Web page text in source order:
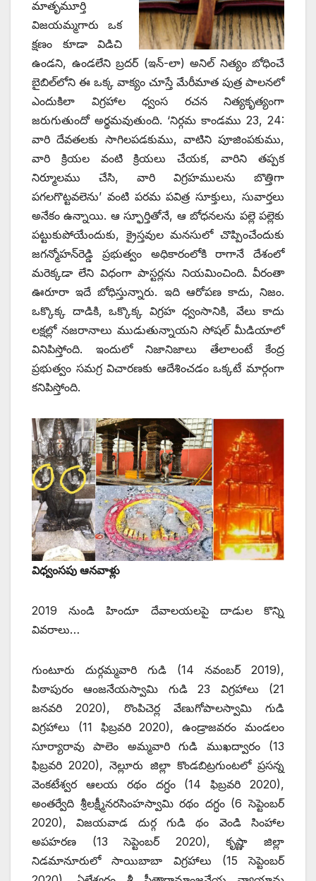
మాతృమూర్తి
విజయమ్మగారు ఒక
క్షణం కూడా విడిచి
ఉండని, ఉండలేని బ్రదర్‌ (ఇన్‌-‌లా) అనిల్‌ ‌నిత్యం బోధించే
బైబిల్‌లోని ఈ ఒక్క వాక్యం చూస్తే మేరీమాత పుత్ర పాలనలో
ఎందుకిలా విగ్రహాల ధ్వంస రచన నిత్యకృత్యంగా
జరుగుతుందో అర్థమవుతుంది. ‘నిర్గమ కాండము 23, 24:
వారి దేవతలకు సాగిలపడకుము, వాటిని పూజింపకుము,
వారి క్రియల వంటి క్రియలు చేయక, వారిని తప్పక
నిర్మూలము చేసి, వారి విగ్రహములను బొత్తిగా
పగలగొట్టవలెను’ వంటి పరమ పవిత్ర సూక్తులు, సువార్తలు
అనేకం ఉన్నాయి. ఆ స్ఫూర్తితోనే, ఆ బోధనలను పల్లె పల్లెకు
పట్టుకుపోయేందుకు, క్రైస్తవుల మనసులో చొప్పించేందుకు
జగన్మోహన్‌రెడ్డి ప్రభుత్వం అధికారంలోకి రాగానే దేశంలో
మరెక్కడా లేని విధంగా పాస్టర్లను నియమించింది. వీరంతా
ఊరూరా ఇదే బోధిస్తున్నారు. ఇది ఆరోపణ కాదు, నిజం.
ఒక్కొక్క దాడికి, ఒక్కొక్క విగ్రహ ధ్వంసానికి, వేలు కాదు
లక్షల్లో నజరానాలు ముడుతున్నాయని సోషల్‌ ‌మీడియాలో
వినిపిస్తోంది. ఇందులో నిజానిజాలు తేలాలంటే కేంద్ర
ప్రభుత్వం సమగ్ర విచారణకు ఆదేశించడం ఒక్కటే మార్గంగా
కనిపిస్తోంది.
విధ్వంసపు ఆనవాళ్లు
2019 నుండి హిందూ దేవాలయలపై దాడుల కొన్ని
వివరాలు…
గుంటూరు దుర్గమ్మవారి గుడి (14 నవంబర్‌ 2019),
‌పిఠాపురం ఆంజనేయస్వామి గుడి 23 విగ్రహాలు (21
జనవరి 2020), రొంపిచెర్ల వేణుగోపాలస్వామి గుడి
విగ్రహాలు (11 ఫిబ్రవరి 2020), ఉండ్రాజవరం మండలం
సూర్యారావు పాలెం అమ్మవారి గుడి ముఖద్వారం (13
ఫిబ్రవరి 2020), నెల్లూరు జిల్లా కొండబిట్రగుంటలో ప్రసన్న
వెంకటేశ్వర ఆలయ రథం దగ్ధం (14 ఫిబ్రవరి 2020),
అంతర్వేది శ్రీలక్ష్మీనరసింహస్వామి రథం దగ్ధం (6 సెప్టెంబర్‌
2020), ‌విజయవాడ దుర్గ గుడి థం వెండి సింహాల
అపహరణ (13 సెప్టెంబర్‌ 2020), ‌కృష్ణా జిల్లా
నిడమానూరులో సాయిబాబా విగ్రహాలు (15 సెప్టెంబర్‌